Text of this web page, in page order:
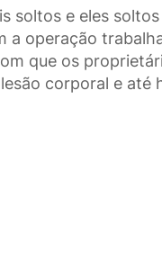
soltos e eles
a operação
que os
corporal e até